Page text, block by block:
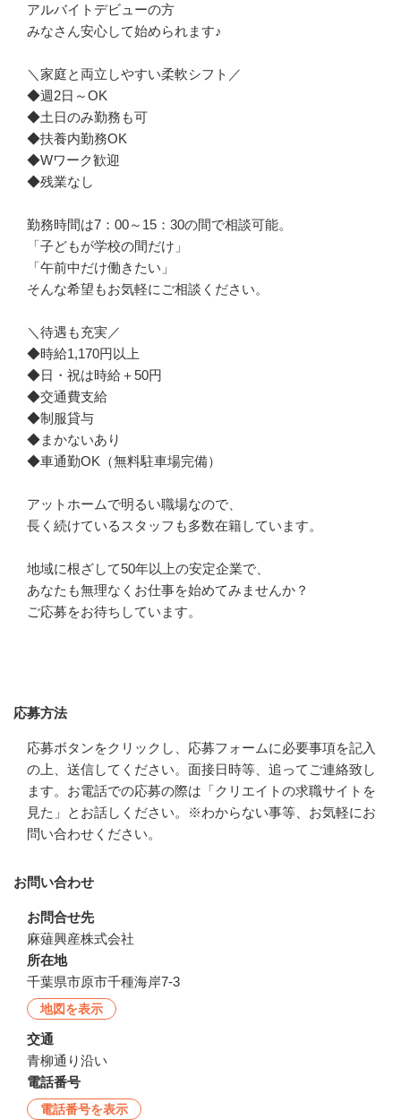
アルバイトデビューの方
みなさん安心して始められます♪
＼家庭と両立しやすい柔軟シフト／
◆週2日～OK
◆土日のみ勤務も可
◆扶養内勤務OK
◆Wワーク歓迎
◆残業なし
勤務時間は7：00～15：30の間で相談可能。
「子どもが学校の間だけ」
「午前中だけ働きたい」
そんな希望もお気軽にご相談ください。
＼待遇も充実／
◆時給1,170円以上
◆日・祝は時給＋50円
◆交通費支給
◆制服貸与
◆まかないあり
◆車通勤OK（無料駐車場完備）
アットホームで明るい職場なので、
長く続けているスタッフも多数在籍しています。
地域に根ざして50年以上の安定企業で、
あなたも無理なくお仕事を始めてみませんか？
ご応募をお待ちしています。
応募方法
応募ボタンをクリックし、応募フォームに必要事項を記入
の上、送信してください。面接日時等、追ってご連絡致し
ます。お電話での応募の際は「クリエイトの求職サイトを
見た」とお話しください。※わからない事等、お気軽にお
問い合わせください。
お問い合わせ
お問合せ先
麻薙興産株式会社
所在地
千葉県市原市千種海岸7-3
地図を表示
交通
青柳通り沿い
電話番号
電話番号を表示